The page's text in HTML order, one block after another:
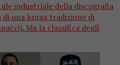
industriale della discografia
una lunga tradizione di
Ma la classifica degli